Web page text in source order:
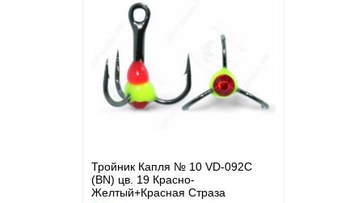
Тройник Капля № 10 VD-092C
(BN) цв. 19 Красно-
Желтый+Красная Страза